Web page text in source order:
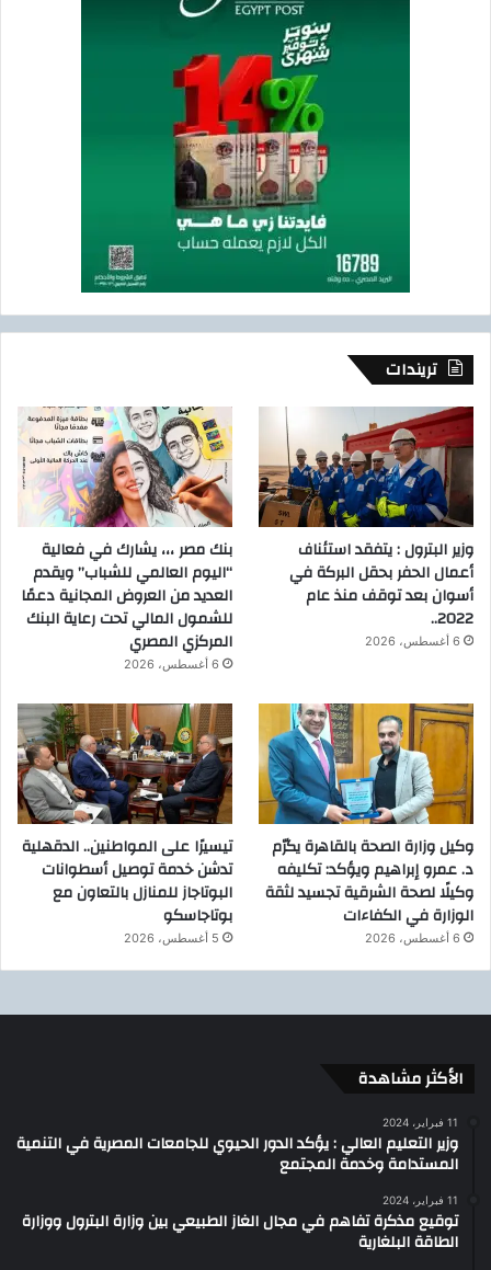
تريندات
وزير البترول : يتفقد استئناف
أعمال الحفر بحقل البركة في
أسوان بعد توقف منذ عام
2022..
6 أغسطس، 2026
بنك مصر ،،، يشارك في فعالية
“اليوم العالمي للشباب” ويقدم
العديد من العروض المجانية دعمًا
للشمول المالي تحت رعاية البنك
المركزي المصري
6 أغسطس، 2026
وكيل وزارة الصحة بالقاهرة يكرّم
د. عمرو إبراهيم ويؤكد: تكليفه
وكيلًا لصحة الشرقية تجسيد لثقة
الوزارة في الكفاءات
6 أغسطس، 2026
تيسيرًا على المواطنين.. الدقهلية
تدشن خدمة توصيل أسطوانات
البوتاجاز للمنازل بالتعاون مع
بوتاجاسكو
5 أغسطس، 2026
الأكثر مشاهدة
11 فبراير، 2024
وزير التعليم العالي : يؤكد الدور الحيوي للجامعات المصرية في التنمية
المستدامة وخدمة المجتمع
11 فبراير، 2024
توقيع مذكرة تفاهم في مجال الغاز الطبيعي بين وزارة البترول ووزارة
الطاقة البلغارية